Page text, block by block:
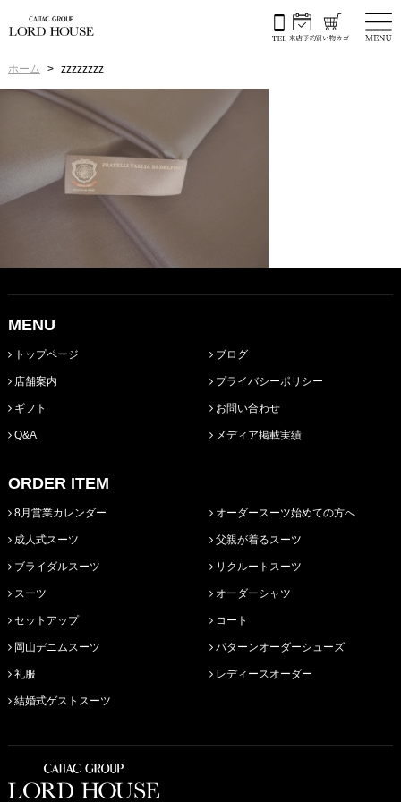
ホーム zzzzzzzz
MENU
トップページ
店舗案内
ギフト
Q&A
ブログ
プライバシーポリシー
お問い合わせ
メディア掲載実績
ORDER ITEM
8月営業カレンダー
成人式スーツ
ブライダルスーツ
スーツ
セットアップ
岡山デニムスーツ
礼服
結婚式ゲストスーツ
オーダースーツ始めての方へ
父親が着るスーツ
リクルートスーツ
オーダーシャツ
コート
パターンオーダーシューズ
レディースオーダー